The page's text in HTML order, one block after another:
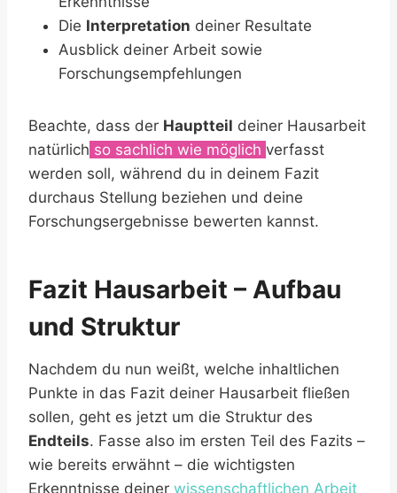
Die Interpretation deiner Resultate
Ausblick deiner Arbeit sowie
Forschungsempfehlungen
Beachte, dass der Hauptteil deiner Hausarbeit
natürlich so sachlich wie möglich verfasst
werden soll, während du in deinem Fazit
durchaus Stellung beziehen und deine
Forschungsergebnisse bewerten kannst.
Fazit Hausarbeit – Aufbau
und Struktur
Nachdem du nun weißt, welche inhaltlichen
Punkte in das Fazit deiner Hausarbeit fließen
sollen, geht es jetzt um die Struktur des
Endteils. Fasse also im ersten Teil des Fazits –
wie bereits erwähnt – die wichtigsten
Erkenntnisse deiner wissenschaftlichen Arbeit